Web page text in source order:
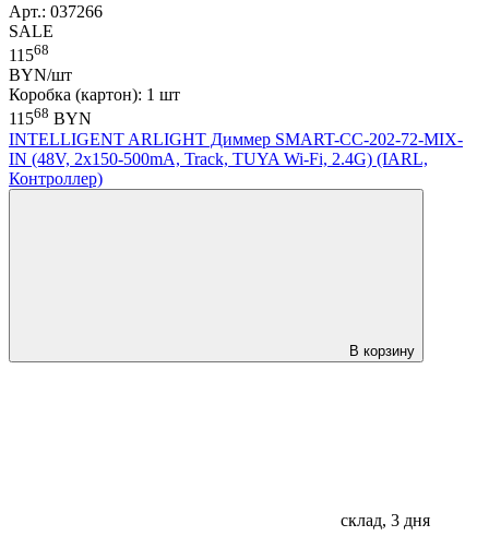
Арт.: 037266
SALE
11568
BYN/шт
Коробка (картон): 1 шт
11568 BYN
INTELLIGENT ARLIGHT Диммер SMART-CC-202-72-MIX-
IN (48V, 2x150-500mA, Track, TUYA Wi-Fi, 2.4G) (IARL,
Контроллер)
В корзину
склад, 3 дня